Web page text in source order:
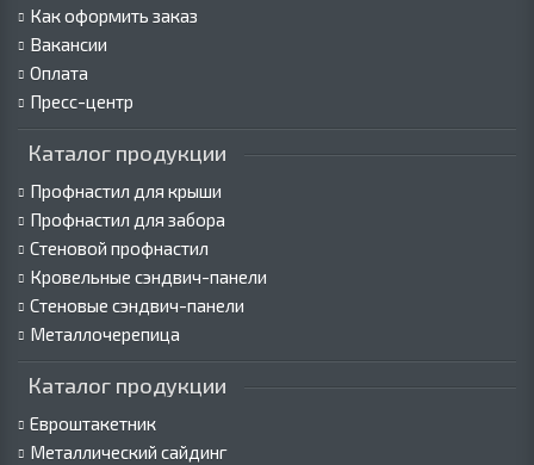
Как оформить заказ
Вакансии
Оплата
Пресс-центр
Каталог продукции
Профнастил для крыши
Профнастил для забора
Стеновой профнастил
Кровельные сэндвич-панели
Стеновые сэндвич-панели
Металлочерепица
Каталог продукции
Евроштакетник
Металлический сайдинг